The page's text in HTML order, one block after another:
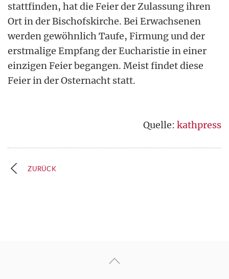
stattfinden, hat die Feier der Zulassung ihren
Ort in der Bischofskirche. Bei Erwachsenen
werden gewöhnlich Taufe, Firmung und der
erstmalige Empfang der Eucharistie in einer
einzigen Feier begangen. Meist findet diese
Feier in der Osternacht statt.
Quelle: kathpress
ZURÜCK